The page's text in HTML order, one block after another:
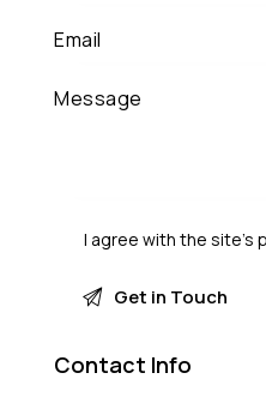
I agree with the site’s
Contact Info